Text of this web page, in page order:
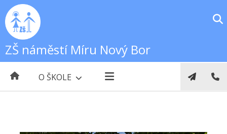
ZŠ náměstí Míru Nový Bor
O ŠKOLE